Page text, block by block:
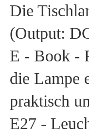
Die
(Output:
E - Book -
die Lampe
praktisch
E27 -